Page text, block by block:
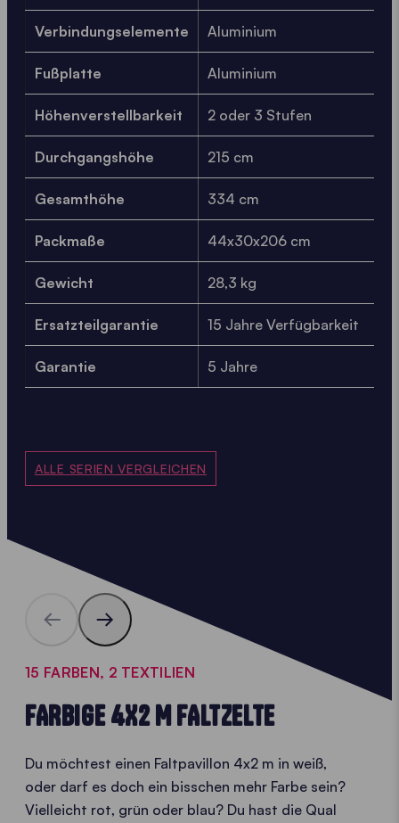
Verbindungselemente Aluminium
Fußplatte Aluminium
Höhenverstellbarkeit 2 oder 3 Stufen
Durchgangshöhe 215 cm
Gesamthöhe 334 cm
Packmaße 44x30x206 cm
Gewicht 28,3 kg
Ersatzteilgarantie 15 Jahre Verfügbarkeit
Garantie 5 Jahre
ALLE SERIEN VERGLEICHEN
15 FARBEN, 2 TEXTILIEN
FARBIGE 4X2 M FALTZELTE
Du möchtest einen Faltpavillon 4x2 m in weiß,
oder darf es doch ein bisschen mehr Farbe sein?
Vielleicht rot, grün oder blau? Du hast die Qual